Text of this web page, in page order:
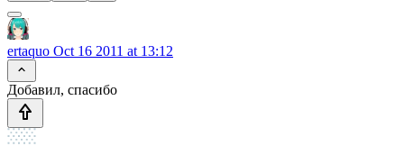
ertaquo Oct 16 2011 at 13:12
Добавил, спасибо